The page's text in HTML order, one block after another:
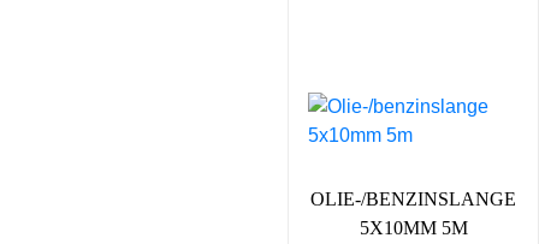
OLIE-/BENZINSLANGE
5X10MM 5M